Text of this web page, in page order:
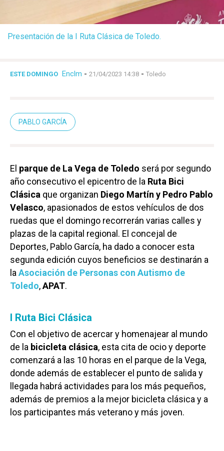
Presentación de la I Ruta Clásica de Toledo.
ESTE DOMINGO Enclm - 21/04/2023 14:38 - Toledo
PABLO GARCÍA
El parque de La Vega de Toledo será por segundo
año consecutivo el epicentro de la Ruta Bici
Clásica que organizan Diego Martín y Pedro Pablo
Velasco, apasionados de estos vehículos de dos
ruedas que el domingo recorrerán varias calles y
plazas de la capital regional. El concejal de
Deportes, Pablo García, ha dado a conocer esta
segunda edición cuyos beneficios se destinarán a
la Asociación de Personas con Autismo de
Toledo,APAT.
I Ruta Bici Clásica
Con el objetivo de acercar y homenajear al mundo
de la bicicleta clásica, esta cita de ocio y deporte
comenzará a las 10 horas en el parque de la Vega,
donde además de establecer el punto de salida y
llegada habrá actividades para los más pequeños,
además de premios a la mejor bicicleta clásica y a
los participantes más veterano y más joven.